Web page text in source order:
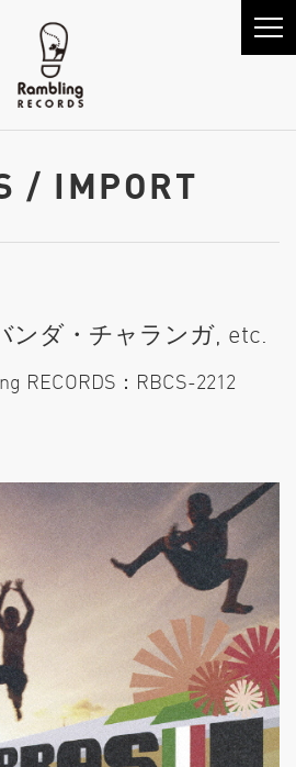
/ IMPORT
ンダ・チャランガ, etc.
RECORDS：RBCS-2212